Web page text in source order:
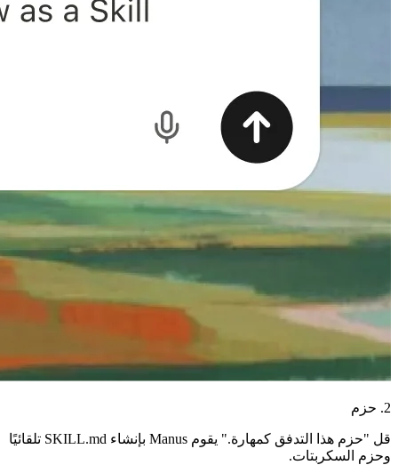
2. حزم
قل "حزم هذا التدفق كمهارة." يقوم Manus بإنشاء SKILL.md تلقائيًا
وحزم السكربتات.